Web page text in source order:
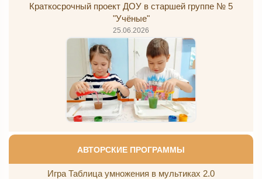
Краткосрочный проект ДОУ в старшей группе № 5
"Учёные"
25.06.2026
АВТОРСКИЕ ПРОГРАММЫ
Игра Таблица умножения в мультиках 2.0